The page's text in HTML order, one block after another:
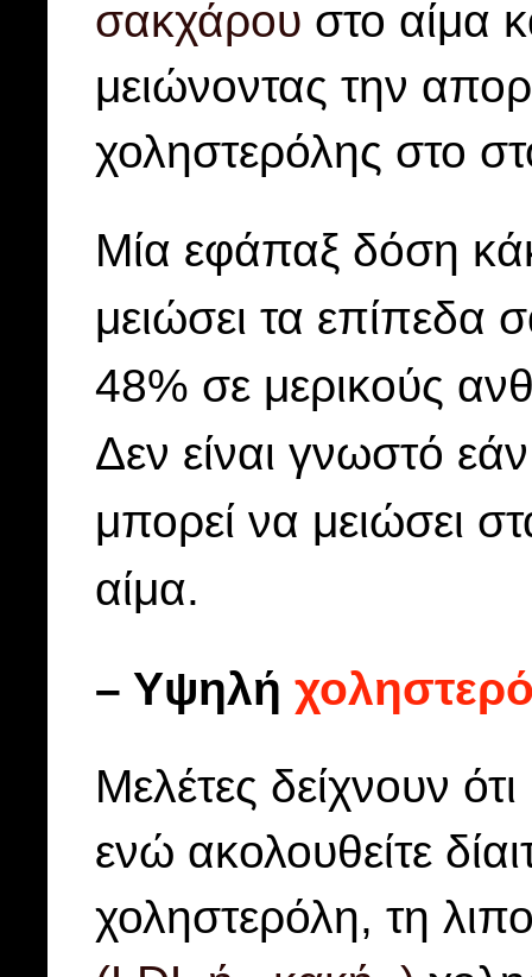
σακχάρου στο αίμα
μειώνοντας την
χοληστερόλης στο
Μία εφάπαξ δόση
μειώσει τα επίπεδα
48% σε μερικούς
Δεν είναι γνωστό
μπορεί να μειώσει
αίμα.
– Υψηλή
Μελέτες δείχνουν
ενώ ακολουθείτε
χοληστερόλη, τη